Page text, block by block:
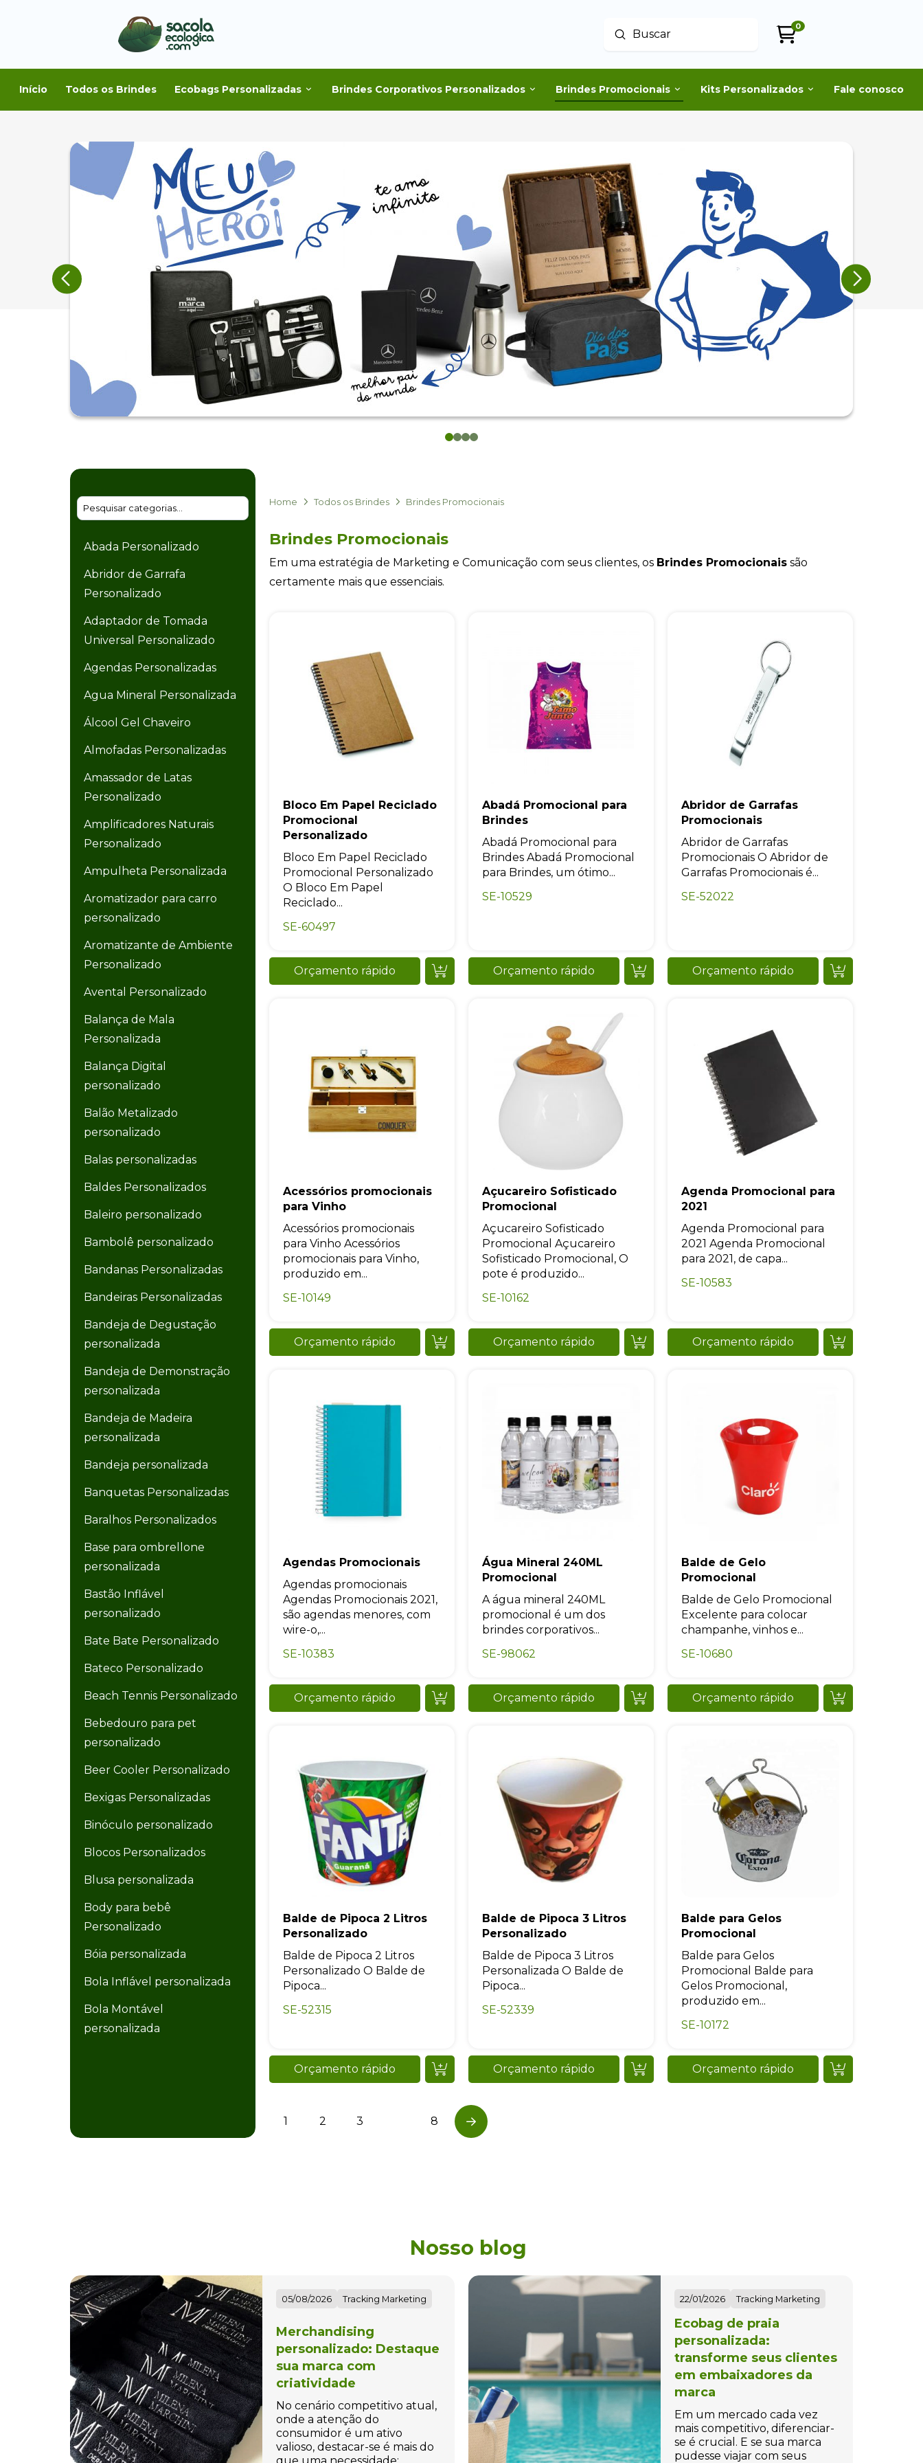
Buscar
Enviar
0
Início Todos os Brindes Ecobags Personalizadas Brindes Corporativos Personalizados Brindes Promocionais Kits Personalizados Fale conosco
01 23
Abada Personalizado
Abridor de Garrafa
Personalizado
Adaptador de Tomada
Universal Personalizado
Agendas Personalizadas
Agua Mineral Personalizada
Álcool Gel Chaveiro
Almofadas Personalizadas
Amassador de Latas
Personalizado
Amplificadores Naturais
Personalizado
Ampulheta Personalizada
Aromatizador para carro
personalizado
Aromatizante de Ambiente
Personalizado
Avental Personalizado
Balança de Mala
Personalizada
Balança Digital
personalizado
Balão Metalizado
personalizado
Balas personalizadas
Baldes Personalizados
Baleiro personalizado
Bambolê personalizado
Bandanas Personalizadas
Bandeiras Personalizadas
Bandeja de Degustação
personalizada
Bandeja de Demonstração
personalizada
Bandeja de Madeira
personalizada
Bandeja personalizada
Banquetas Personalizadas
Baralhos Personalizados
Base para ombrellone
personalizada
Bastão Inflável
personalizado
Bate Bate Personalizado
Bateco Personalizado
Beach Tennis Personalizado
Bebedouro para pet
personalizado
Beer Cooler Personalizado
Bexigas Personalizadas
Binóculo personalizado
Blocos Personalizados
Blusa personalizada
Body para bebê
Personalizado
Bóia personalizada
Bola Inflável personalizada
Bola Montável
personalizada
Bolinha para Pet
Personalizada
Bolinhas Anti-Stress
Personalizada
Bolsa Térmica Personalizada
Bolsas Personalizadas
Bolsas, Mochilas e Pastas
Bonés Personalizados
Home Todos os Brindes Brindes Promocionais
Brindes Promocionais
Em uma estratégia de Marketing e Comunicação com seus clientes, os Brindes Promocionais são
certamente mais que essenciais.
Bloco Em Papel Reciclado
Promocional
Personalizado
Bloco Em Papel Reciclado
Promocional Personalizado
O Bloco Em Papel
Reciclado...
SE-60497
Orçamento rápido
Abadá Promocional para
Brindes
Abadá Promocional para
Brindes Abadá Promocional
para Brindes, um ótimo...
SE-10529
Orçamento rápido
Abridor de Garrafas
Promocionais
Abridor de Garrafas
Promocionais O Abridor de
Garrafas Promocionais é...
SE-52022
Orçamento rápido
Acessórios promocionais
para Vinho
Acessórios promocionais
para Vinho Acessórios
promocionais para Vinho,
produzido em...
SE-10149
Orçamento rápido
Açucareiro Sofisticado
Promocional
Açucareiro Sofisticado
Promocional Açucareiro
Sofisticado Promocional, O
pote é produzido...
SE-10162
Orçamento rápido
Agenda Promocional para
2021
Agenda Promocional para
2021 Agenda Promocional
para 2021, de capa...
SE-10583
Orçamento rápido
Agendas Promocionais
Agendas promocionais
Agendas Promocionais 2021,
são agendas menores, com
wire-o,...
SE-10383
Orçamento rápido
Água Mineral 240ML
Promocional
A água mineral 240ML
promocional é um dos
brindes corporativos...
SE-98062
Orçamento rápido
Balde de Gelo
Promocional
Balde de Gelo Promocional
Excelente para colocar
champanhe, vinhos e...
SE-10680
Orçamento rápido
Balde de Pipoca 2 Litros
Personalizado
Balde de Pipoca 2 Litros
Personalizado O Balde de
Pipoca...
SE-52315
Orçamento rápido
Balde de Pipoca 3 Litros
Personalizado
Balde de Pipoca 3 Litros
Personalizada O Balde de
Pipoca...
SE-52339
Orçamento rápido
Balde para Gelos
Promocional
Balde para Gelos
Promocional Balde para
Gelos Promocional,
produzido em...
SE-10172
Orçamento rápido
1 2 3 8 Next
Nosso blog
05/08/2026 Tracking Marketing
Merchandising
personalizado: Destaque
sua marca com
criatividade
No cenário competitivo atual,
onde a atenção do
consumidor é um ativo
valioso, destacar-se é mais do
22/01/2026 Tracking Marketing
Ecobag de praia
personalizada:
transforme seus clientes
em embaixadores da
marca
Em um mercado cada vez
mais competitivo, diferenciar-
se é crucial. E se sua marca
pudesse viajar com seus
Sacola Ecológica
Eu concordo em receber comunicações.
A nossa empresa está comprometida a proteger e respeitar sua
momento.